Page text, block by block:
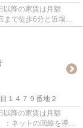
以降の家賃は月額
まで徒歩6分と近場に
１４７９番地２
以降の家賃は月額
ネットの回線を導入